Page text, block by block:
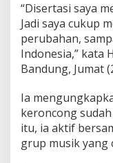
“Disertasi saya
Jadi saya cukup
perubahan,
Indonesia,” kata
Bandung, Jumat
Ia
keroncong
itu, ia aktif
grup musik yang